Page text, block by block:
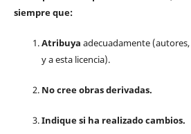
siempre que:
Atribuya adecuadamente
y a esta licencia).
No cree obras derivadas.
Indique si ha realizado cambios.